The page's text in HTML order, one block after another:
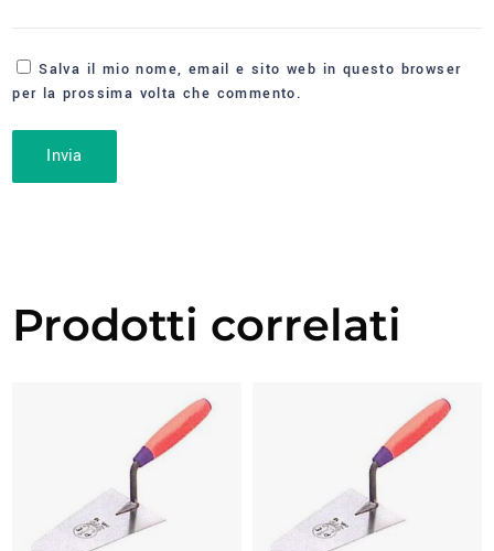
Salva il mio nome, email e sito web in questo browser
per la prossima volta che commento.
Prodotti correlati